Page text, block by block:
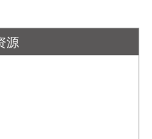
2U 19” 网络安全平台，支持Intel®
Xeon® Scalable Silver/Gold 处理器
源